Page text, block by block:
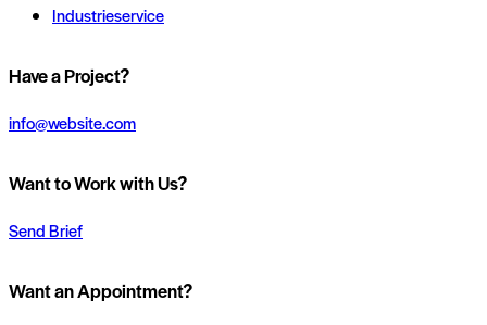
Industrieservice
Have a Project?
info@website.com
Want to Work with Us?
Send Brief
Want an Appointment?